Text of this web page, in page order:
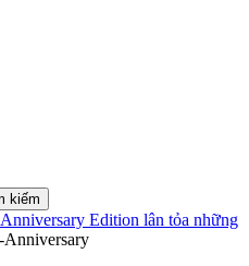
Edition lân tỏa những